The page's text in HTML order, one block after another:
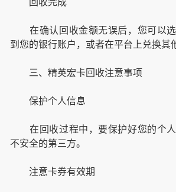
在确认回收金额无误后，您可以
到您的银行账户，或者在平台上兑换其
三、精英宏卡回收注意事项
保护个人信息
在回收过程中，要保护好您的个人
不安全的第三方。
注意卡券有效期